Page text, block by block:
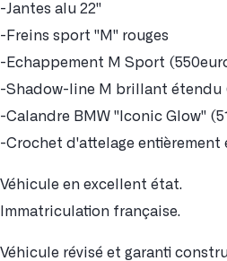
-Jantes alu 22"
-Freins sport "M" rouges
-Echappement M Sport
-Shadow-line M brillant étendu
-Calandre BMW "Iconic Glow"
-Crochet d'attelage entièrement
Véhicule en excellent état.
Immatriculation française.
Véhicule révisé et garanti